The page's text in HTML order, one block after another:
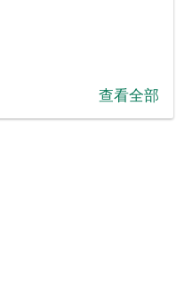
查看全部